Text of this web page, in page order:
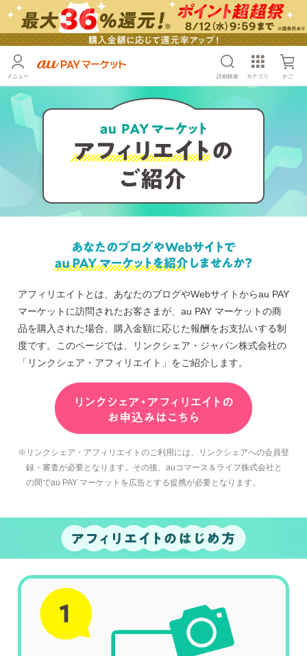
メニュー 詳細検索 カテゴリ かご
アフィリエイトとは、あなたのブログやWebサイトからau PAY
マーケット に訪問されたお客さまが、 au PAY マーケットの商
品を購入された場合、購入金額に応じた報酬をお支払いする制
度です。このページでは、リンクシェア・ジャパン株式会社の
「リンクシェア・アフィリエイト」をご紹介します。
リンクシェア・アフィリエイトのご利用には、リンクシェアへの会員登
録・審査が必要となります。その後、 auコマース＆ライフ株式会社 と
の間でau PAY マーケット を広告とする提携が必要となります。